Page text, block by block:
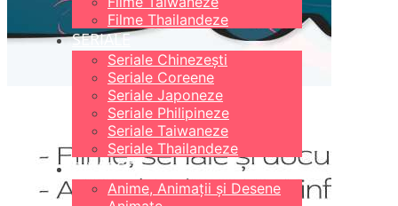
Filme Thailandeze
SERIALE
Seriale Chinezești
Seriale Coreene
Seriale Japoneze
Seriale Philipineze
Seriale Taiwaneze
Seriale Thailandeze
DIVERSE
Anime, Animații și Desene